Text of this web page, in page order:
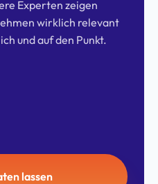
Experten zeigen
wirklich relevant
und auf den Punkt.
lassen